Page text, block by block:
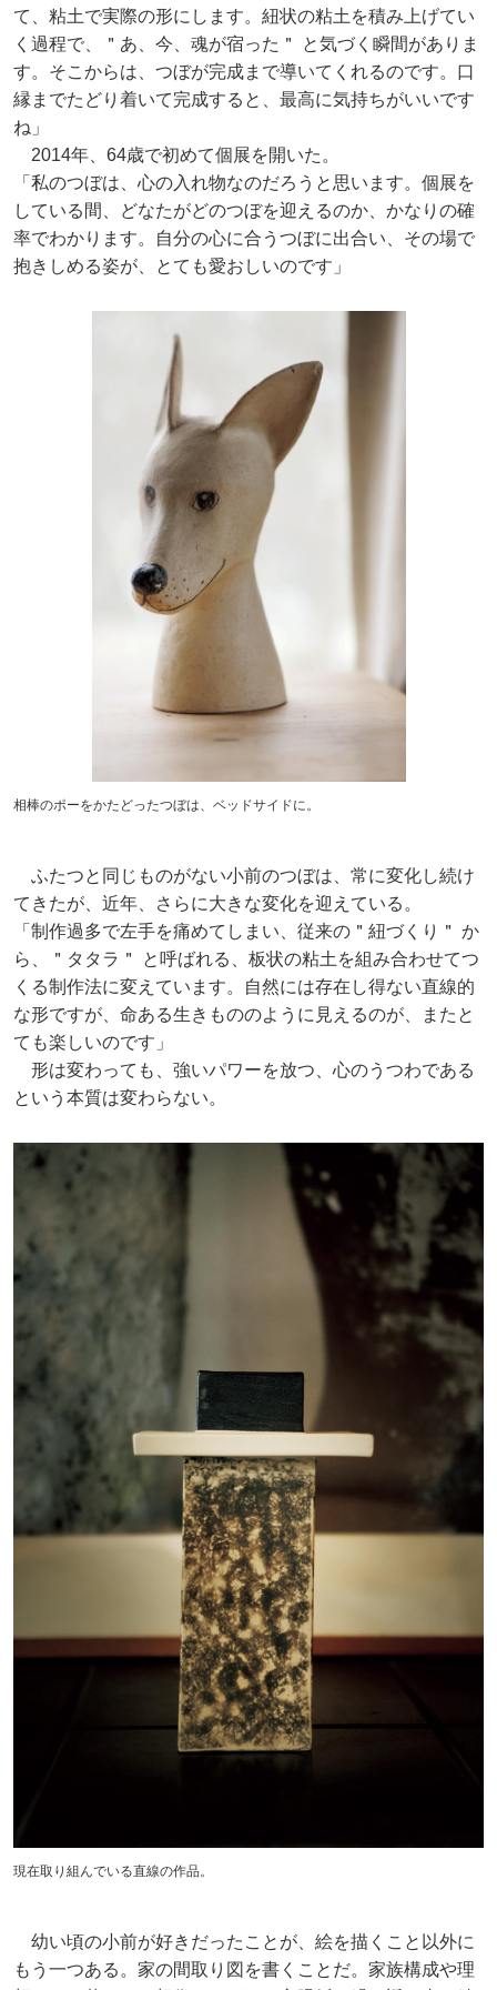
て、粘土で実際の形にします。紐状の粘土を積み上げてい
く過程で、＂あ、今、魂が宿った＂ と気づく瞬間がありま
す。そこからは、つぼが完成まで導いてくれるのです。口
縁までたどり着いて完成すると、最高に気持ちがいいです
ね」
2014年、64歳で初めて個展を開いた。
「私のつぼは、心の入れ物なのだろうと思います。個展を
している間、どなたがどのつぼを迎えるのか、かなりの確
率でわかります。自分の心に合うつぼに出合い、その場で
抱きしめる姿が、とても愛おしいのです」
相棒のポーをかたどったつぼは、ベッドサイドに。
ふたつと同じものがない小前のつぼは、常に変化し続け
てきたが、近年、さらに大きな変化を迎えている。
「制作過多で左手を痛めてしまい、従来の＂紐づくり＂ か
ら、＂タタラ＂ と呼ばれる、板状の粘土を組み合わせてつ
くる制作法に変えています。自然には存在し得ない直線的
な形ですが、命ある生きもののように見えるのが、またと
ても楽しいのです」
形は変わっても、強いパワーを放つ、心のうつわである
という本質は変わらない。
現在取り組んでいる直線の作品。
幼い頃の小前が好きだったことが、絵を描くこと以外に
もう一つある。家の間取り図を書くことだ。家族構成や理